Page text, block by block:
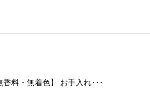
料・無着色】 お手入れ･･･